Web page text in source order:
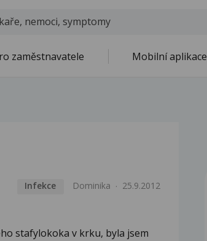
zaměstnavatele Mobilní aplikace
Infekce Dominika 25.9.2012
stafylokoka v krku, byla jsem